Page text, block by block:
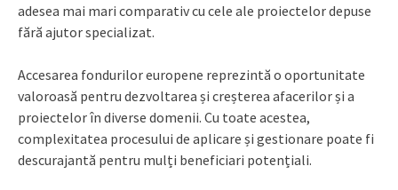
adesea mai mari comparativ cu cele ale proiectelor depuse
fără ajutor specializat.
Accesarea fondurilor europene reprezintă o oportunitate
valoroasă pentru dezvoltarea și creșterea afacerilor și a
proiectelor în diverse domenii. Cu toate acestea,
complexitatea procesului de aplicare și gestionare poate fi
descurajantă pentru mulți beneficiari potențiali.